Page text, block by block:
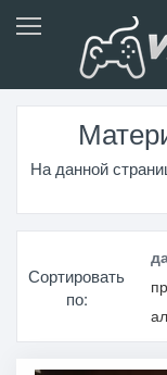
На данной
Сортировать
по: